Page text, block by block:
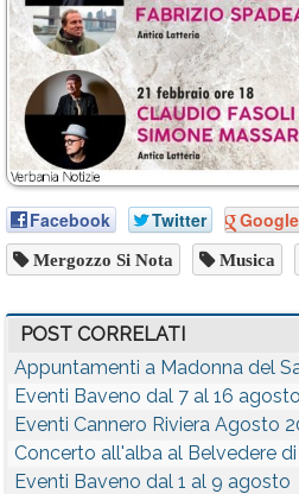
Facebook Twitter
Mergozzo Si Nota Musica
POST CORRELATI
Appuntamenti a Madonna del
Eventi Baveno dal 7 al 16 agosto
Eventi Cannero Riviera Agosto
Concerto all'alba al Belvedere
Eventi Baveno dal 1 al 9 agosto